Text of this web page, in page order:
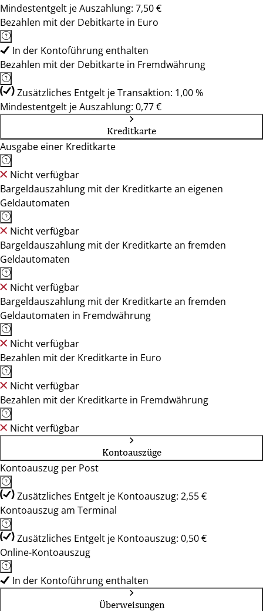
Mindestentgelt je Auszahlung: 7,50 €
Bezahlen mit der Debitkarte in Euro
In der Kontoführung enthalten
Bezahlen mit der Debitkarte in Fremdwährung
Zusätzliches Entgelt je Transaktion: 1,00 %
Mindestentgelt je Auszahlung: 0,77 €
Kreditkarte
Ausgabe einer Kreditkarte
Nicht verfügbar
Bargeldauszahlung mit der Kreditkarte an eigenen
Geldautomaten
Nicht verfügbar
Bargeldauszahlung mit der Kreditkarte an fremden
Geldautomaten
Nicht verfügbar
Bargeldauszahlung mit der Kreditkarte an fremden
Geldautomaten in Fremdwährung
Nicht verfügbar
Bezahlen mit der Kreditkarte in Euro
Nicht verfügbar
Bezahlen mit der Kreditkarte in Fremdwährung
Nicht verfügbar
Kontoauszüge
Kontoauszug per Post
Zusätzliches Entgelt je Kontoauszug: 2,55 €
Kontoauszug am Terminal
Zusätzliches Entgelt je Kontoauszug: 0,50 €
Online-Kontoauszug
In der Kontoführung enthalten
Überweisungen